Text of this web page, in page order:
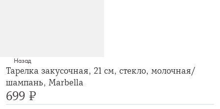
Назад
Тарелка закусочная, 21 см, стекло, молочная/
шампань, Marbella
699 ₽